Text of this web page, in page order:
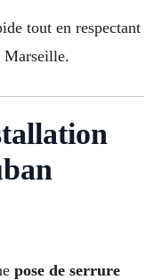
tout en respectant
Marseille.
pose de serrure